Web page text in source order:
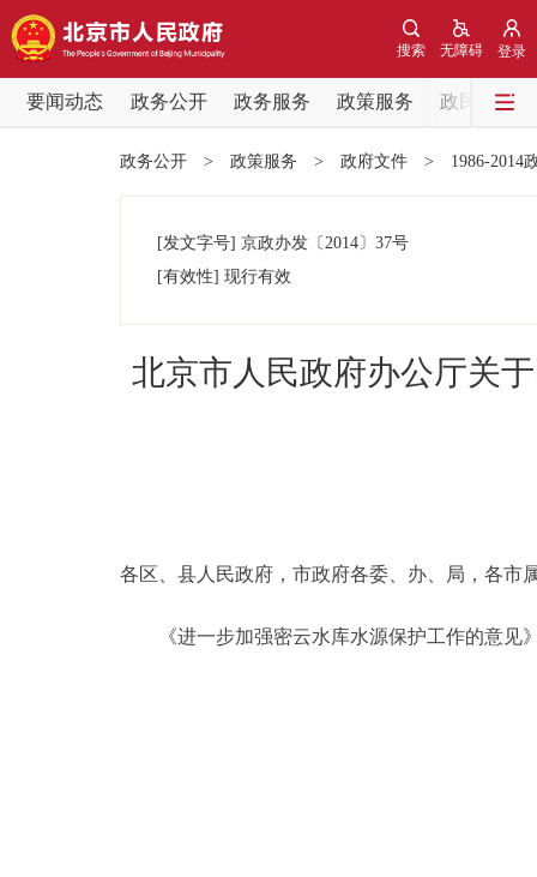
登录
无障碍
搜索
要闻动态 政务公开 政务服务 政策服务
政民互动
党中央精神
政务公开 > 政策服务 > 政府文件 > 1986-2014
[发文字号] 京政办发 〔2014〕 37号
[有效性] 现行有效
北京市人民政府办公厅关
各区、县人民政府，市政府各委、办、局，各市
《进一步加强密云水库水源保护工作的意见